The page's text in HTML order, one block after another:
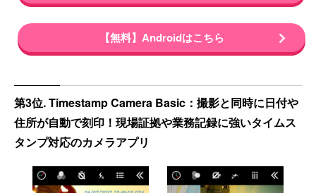
【無料】Androidはこちら
第3位. Timestamp Camera Basic：撮影と同時に日付や
住所が自動で刻印！現場証拠や業務記録に強いタイムス
タンプ対応のカメラアプリ